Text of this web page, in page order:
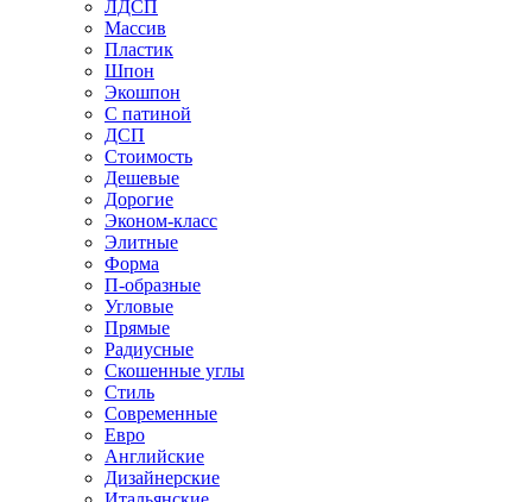
ЛДСП
Массив
Пластик
Шпон
Экошпон
С патиной
ДСП
Стоимость
Дешевые
Дорогие
Эконом-класс
Элитные
Форма
П-образные
Угловые
Прямые
Радиусные
Скошенные углы
Стиль
Современные
Евро
Английские
Дизайнерские